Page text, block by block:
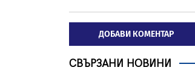
ДОБАВИ КОМЕНТАР
СВЪРЗАНИ НОВИНИ